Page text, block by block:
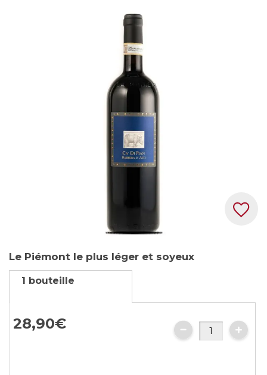
to
the
of
the
images
Le Piémont le plus léger et soyeux
1 bouteille
28,90€